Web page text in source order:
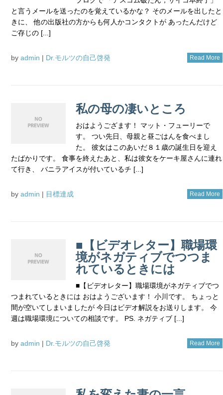
と言うメールを送ったのを覚えているかな？ そのメールを出したと
きに、 他の出版社の方からも何人かコンタクトが あったんだけど
ご存じの [...]
by admin | Dr.モルツの自己啓発 Read More
私の母の凄いところ
おはようござます！ マット・フューリーで
す。 つい先日、母親と昼ごはんを食べまし
た。 彼女はこのあいだ８１歳の誕生日を迎え
たばかりです。 食事を終えたあと、私は彼女をケーキ屋さんに連れ
て行き、 バニラアイスが付いているチ [...]
by admin | 目標達成 Read More
■【ビデオレター】職場環
境がネガティブでつつま
れているときには
■【ビデオレター】職場環境がネガティブでつ
つまれているときには おはようございます！ 小川です。 ちょっと
間が空いてしまいましたが 今日はビデオ解説をお送りします。 今
週は職場環境についての相談です。 PS. ネガティブ [...]
by admin | Dr.モルツの自己啓発 Read More